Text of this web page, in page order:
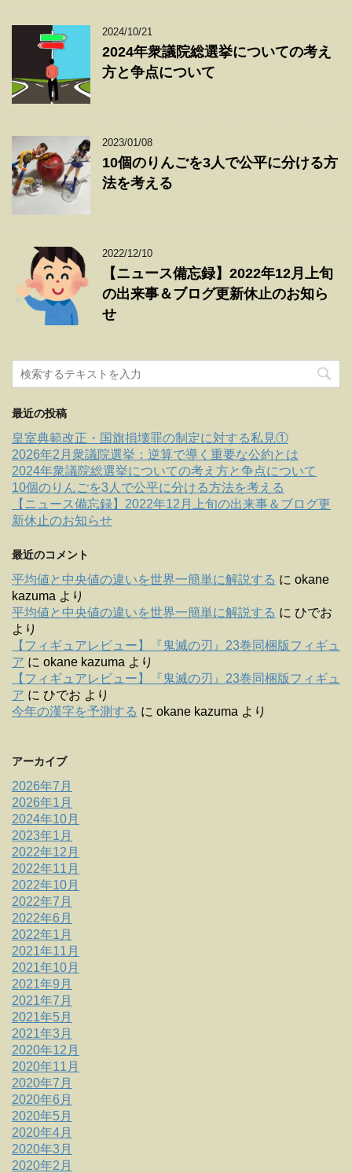
2024/10/21
2024年衆議院総選挙についての考え
方と争点について
2023/01/08
10個のりんごを3人で公平に分ける方
法を考える
2022/12/10
【ニュース備忘録】2022年12月上旬
の出来事＆ブログ更新休止のお知ら
せ
最近の投稿
皇室典範改正・国旗損壊罪の制定に対する私見①
2026年2月衆議院選挙：逆算で導く重要な公約とは
2024年衆議院総選挙についての考え方と争点について
10個のりんごを3人で公平に分ける方法を考える
【ニュース備忘録】2022年12月上旬の出来事＆ブログ更
新休止のお知らせ
最近のコメント
平均値と中央値の違いを世界一簡単に解説する に okane
kazuma より
平均値と中央値の違いを世界一簡単に解説する に ひでお
より
【フィギュアレビュー】『鬼滅の刃』23巻同梱版フィギュ
ア に okane kazuma より
【フィギュアレビュー】『鬼滅の刃』23巻同梱版フィギュ
ア に ひでお より
今年の漢字を予測する に okane kazuma より
アーカイブ
2026年7月
2026年1月
2024年10月
2023年1月
2022年12月
2022年11月
2022年10月
2022年7月
2022年6月
2022年1月
2021年11月
2021年10月
2021年9月
2021年7月
2021年5月
2021年3月
2020年12月
2020年11月
2020年7月
2020年6月
2020年5月
2020年4月
2020年3月
2020年2月